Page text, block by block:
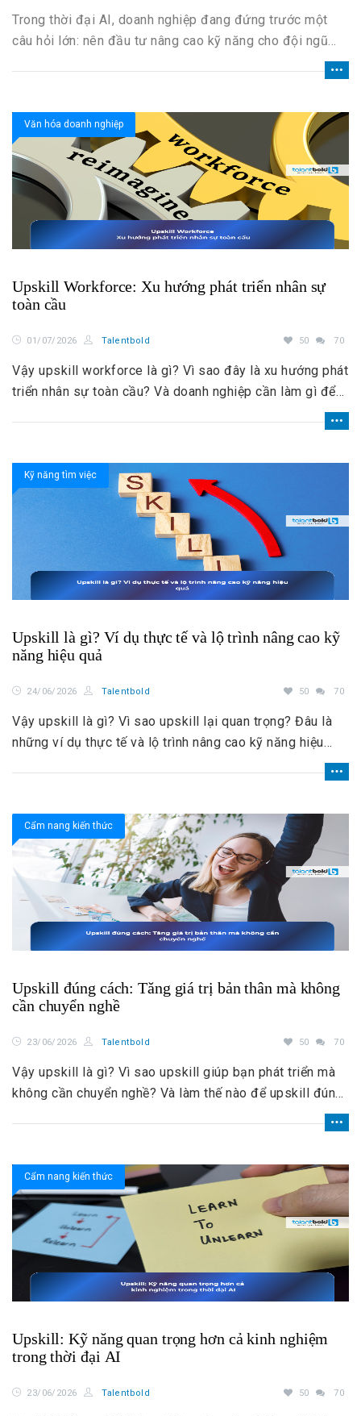
Trong thời đại AI, doanh nghiệp đang đứng trước một
câu hỏi lớn: nên đầu tư nâng cao kỹ năng cho đội ngũ
hiện có hay tuyển mới những nhân sự đã có sẵn năng lực
Văn hóa doanh nghiệp
Upskill Workforce: Xu hướng phát triển nhân sự
toàn cầu
01/07/2026 Talentbold 50 70
Vậy upskill workforce là gì? Vì sao đây là xu hướng phát
triển nhân sự toàn cầu? Và doanh nghiệp cần làm gì để
Kỹ năng tìm việc
Upskill là gì? Ví dụ thực tế và lộ trình nâng cao kỹ
năng hiệu quả
24/06/2026 Talentbold 50 70
Vậy upskill là gì? Vì sao upskill lại quan trọng? Đâu là
những ví dụ thực tế và lộ trình nâng cao kỹ năng hiệu
Cẩm nang kiến thức
Upskill đúng cách: Tăng giá trị bản thân mà không
cần chuyển nghề
23/06/2026 Talentbold 50 70
Vậy upskill là gì? Vì sao upskill giúp bạn phát triển mà
không cần chuyển nghề? Và làm thế nào để upskill đúng
Cẩm nang kiến thức
Upskill: Kỹ năng quan trọng hơn cả kinh nghiệm
trong thời đại AI
23/06/2026 Talentbold 50 70